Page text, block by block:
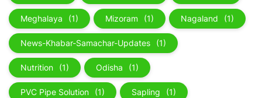
Meghalaya (1) Mizoram (1) Nagaland (1)
News-Khabar-Samachar-Updates (1)
Nutrition (1) Odisha (1)
PVC Pipe Solution (1) Sapling (1)